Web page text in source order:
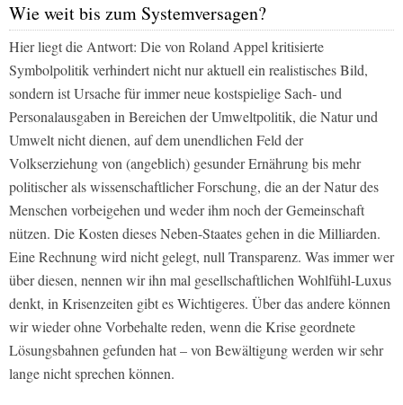
Wie weit bis zum Systemversagen?
Hier liegt die Antwort: Die von Roland Appel kritisierte
Symbolpolitik verhindert nicht nur aktuell ein realistisches Bild,
sondern ist Ursache für immer neue kostspielige Sach- und
Personalausgaben in Bereichen der Umweltpolitik, die Natur und
Umwelt nicht dienen, auf dem unendlichen Feld der
Volkserziehung von (angeblich) gesunder Ernährung bis mehr
politischer als wissenschaftlicher Forschung, die an der Natur des
Menschen vorbeigehen und weder ihm noch der Gemeinschaft
nützen. Die Kosten dieses Neben-Staates gehen in die Milliarden.
Eine Rechnung wird nicht gelegt, null Transparenz. Was immer wer
über diesen, nennen wir ihn mal gesellschaftlichen Wohlfühl-Luxus
denkt, in Krisenzeiten gibt es Wichtigeres. Über das andere können
wir wieder ohne Vorbehalte reden, wenn die Krise geordnete
Lösungsbahnen gefunden hat – von Bewältigung werden wir sehr
lange nicht sprechen können.